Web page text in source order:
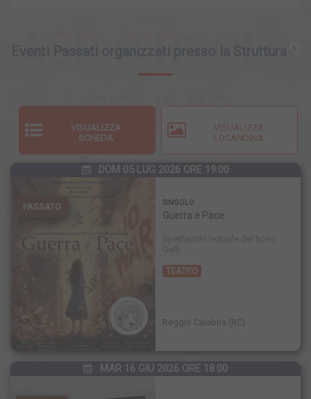
ASD CIRCOLO
TENNIS
"ROCCO
POLIMENI"
VISUALIZZA
SCHEDA
VISUALIZZA
LOCANDINA
DOM 05 LUG 2026 ORE 19:00
PASSATO SINGOLO
Guerra e Pace
TEATRO
Reggio Calabria (RC)
MAR 16 GIU 2026 ORE 18:00